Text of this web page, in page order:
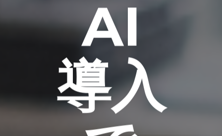
AI
導入